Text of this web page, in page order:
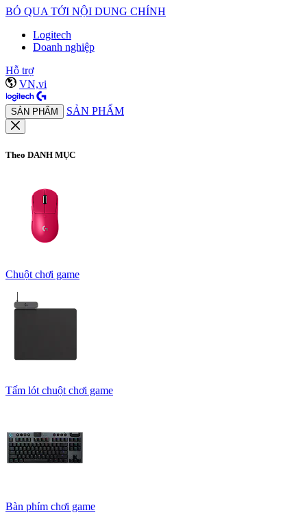
BỎ QUA TỚI NỘI DUNG CHÍNH
Logitech
Doanh nghiệp
Hỗ trợ
VN,vi
SẢN PHẨM SẢN PHẨM
Theo DANH MỤC
Chuột chơi game
Tấm lót chuột chơi game
Bàn phím chơi game